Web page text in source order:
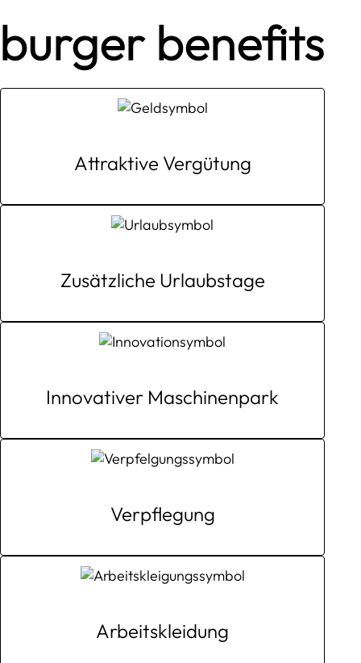
burger benefits
Attraktive Vergütung
Zusätzliche Urlaubstage
Innovativer Maschinenpark
Verpflegung
Arbeitskleidung